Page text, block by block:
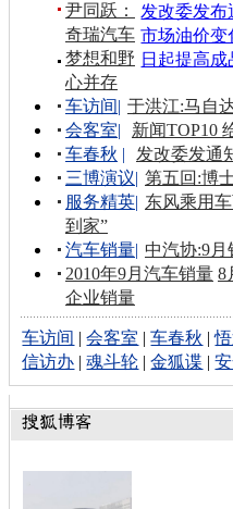
发改委发
市场油价变
日起提高
尹同跃：
奇瑞汽车
梦想和野
心并存
车访间| 于洪江:马自
会客室|
新闻TOP10
车春秋 |
发改委发通
三博演议| 第五回:博
服务精英| 东风乘用
到家”
汽车销量| 中汽协:9月
2010年9月汽车销量 8
企业销量
车访间 |会客室 |车春秋 |
信访办 |魂斗轮 |金狐谍 |